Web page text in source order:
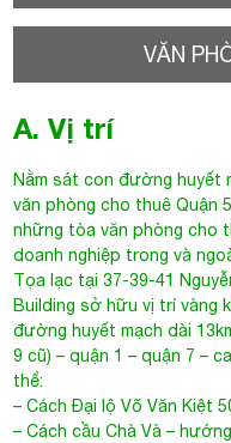
VĂN
A. Vị trí
Nằm sát con đường huyết
văn phòng cho thuê Quận 5
những tòa văn phòng cho
doanh nghiệp trong và
Tọa lạc tại 37-39-41
Building sở hữu vị trí vàng
đường huyết mạch dài
9 cũ) – quận 1 – quận 7 –
thể:
– Cách Đại lộ Võ Văn Kiệt
– Cách cầu Chà Và –